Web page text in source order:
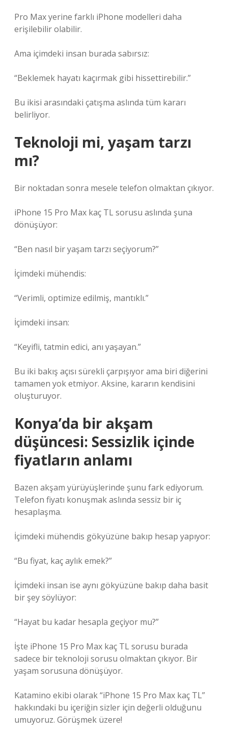
Pro Max yerine farklı iPhone modelleri daha
erişilebilir olabilir.
Ama içimdeki insan burada sabırsız:
“Beklemek hayatı kaçırmak gibi hissettirebilir.”
Bu ikisi arasındaki çatışma aslında tüm kararı
belirliyor.
Teknoloji mi, yaşam tarzı
mı?
Bir noktadan sonra mesele telefon olmaktan çıkıyor.
iPhone 15 Pro Max kaç TL sorusu aslında şuna
dönüşüyor:
“Ben nasıl bir yaşam tarzı seçiyorum?”
İçimdeki mühendis:
“Verimli, optimize edilmiş, mantıklı.”
İçimdeki insan:
“Keyifli, tatmin edici, anı yaşayan.”
Bu iki bakış açısı sürekli çarpışıyor ama biri diğerini
tamamen yok etmiyor. Aksine, kararın kendisini
oluşturuyor.
Konya’da bir akşam
düşüncesi: Sessizlik içinde
fiyatların anlamı
Bazen akşam yürüyüşlerinde şunu fark ediyorum.
Telefon fiyatı konuşmak aslında sessiz bir iç
hesaplaşma.
İçimdeki mühendis gökyüzüne bakıp hesap yapıyor:
“Bu fiyat, kaç aylık emek?”
İçimdeki insan ise aynı gökyüzüne bakıp daha basit
bir şey söylüyor:
“Hayat bu kadar hesapla geçiyor mu?”
İşte iPhone 15 Pro Max kaç TL sorusu burada
sadece bir teknoloji sorusu olmaktan çıkıyor. Bir
yaşam sorusuna dönüşüyor.
Katamino ekibi olarak “iPhone 15 Pro Max kaç TL”
hakkındaki bu içeriğin sizler için değerli olduğunu
umuyoruz. Görüşmek üzere!